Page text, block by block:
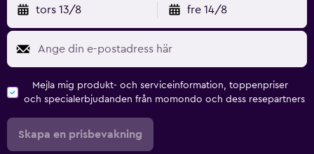
tors 13/8 fre 14/8
Mejla mig produkt- och serviceinformation, toppenpriser
och specialerbjudanden från momondo och dess resepartners
Skapa en prisbevakning